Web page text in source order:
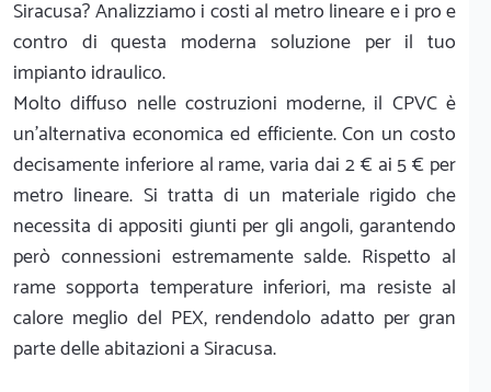
Siracusa? Analizziamo i costi al metro lineare e i pro e
contro di questa moderna soluzione per il tuo
impianto idraulico.
Molto diffuso nelle costruzioni moderne, il CPVC è
un'alternativa economica ed efficiente. Con un costo
decisamente inferiore al rame, varia dai 2 € ai 5 € per
metro lineare. Si tratta di un materiale rigido che
necessita di appositi giunti per gli angoli, garantendo
però connessioni estremamente salde. Rispetto al
rame sopporta temperature inferiori, ma resiste al
calore meglio del PEX, rendendolo adatto per gran
parte delle abitazioni a Siracusa.